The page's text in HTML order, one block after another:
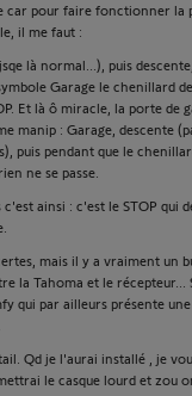
car pour faire fonctionner la
il me faut :
là normal...), puis
Garage le chenillard
Et là ô miracle, la porte de
manip : Garage, descente
puis pendant que le
ne se passe.
ainsi : c'est le STOP qui
mais il y a vraiment un
la Tahoma et le récepteur...
qui par ailleurs présente
Qd je l'aurai installé , je
le casque lourd et zou